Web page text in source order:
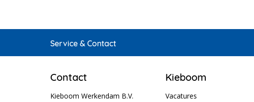
Service & Contact
Contact
Kieboom Werkendam B.V.
Kieboom
Vacatures